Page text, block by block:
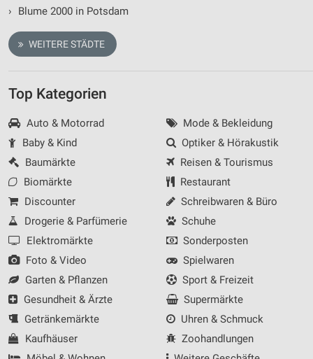
›
Blume 2000 in Potsdam
WEITERE STÄDTE
Top Kategorien
Auto & Motorrad
Baby & Kind
Baumärkte
Biomärkte
Discounter
Drogerie & Parfümerie
Elektromärkte
Foto & Video
Garten & Pflanzen
Gesundheit & Ärzte
Getränkemärkte
Kaufhäuser
Mode & Bekleidung
Optiker & Hörakustik
Reisen & Tourismus
Restaurant
Schreibwaren & Büro
Schuhe
Sonderposten
Spielwaren
Sport & Freizeit
Supermärkte
Uhren & Schmuck
Zoohandlungen
Messung der Performance von Inhalten
Analyse von Zielgruppen durch Statistiken oder
Kombinationen von Daten aus verschiedenen
Quellen
Entwicklung und Verbesserung der Angebote
Verwendung reduzierter Daten zur Auswahl von
Inhalten
IAB-Besonderheiten:
Geräte anhand von aktiv angeforderten
Nicht-IAB-Verarbeitungszwecke:
Notwendig
Performance
Funktional
Werbung